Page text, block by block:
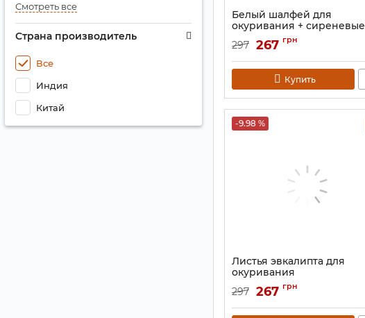
Смотреть все
Страна производитель
Все
Индия
Китай
Белый шалфей для
окуривания + сиреневые
лепестки роз
Артикул: 9131114
297 267 грн
Купить
-9.98 %
Листья эвкалипта для
окуривания
Артикул: 9131117
297 267 грн